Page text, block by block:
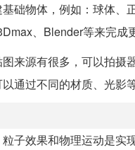
础物体，例如：球体、
、Blender等来完成
来源有很多，可以拍摄
通过不同的材质、光影
子效果和物理运动是实